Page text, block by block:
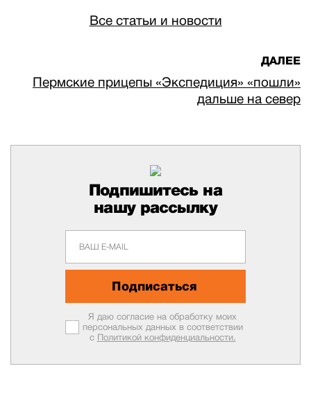
Все статьи и новости
ДАЛЕЕ
Пермские прицепы «Экспедиция» «пошли»
дальше на север
Подпишитесь на
нашу рассылку
Подписаться
Я даю согласие на обработку моих
персональных данных в соответствии
с Политикой конфиденциальности.